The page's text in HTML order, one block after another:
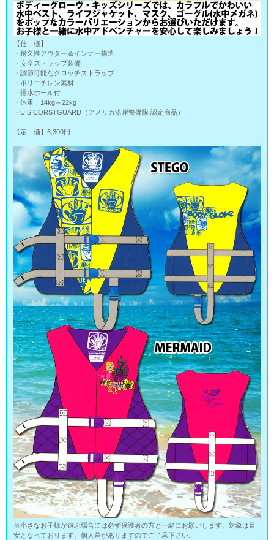
【仕 様】
・耐久性アウター＆インナー構造
・安全ストラップ装備
・調節可能なクロッチストラップ
・ポリエチレン素材
・排水ホール付
・体重：14kg～22kg
・U.S.CORSTGUARD（アメリカ沿岸警備隊 認定商品）
【定 価】6,300円
※小さなお子様が遊ぶ場合には必ず保護者の方と一緒にお願いします。対象は目
安となっております。個人差がありますのでご了承下さい。